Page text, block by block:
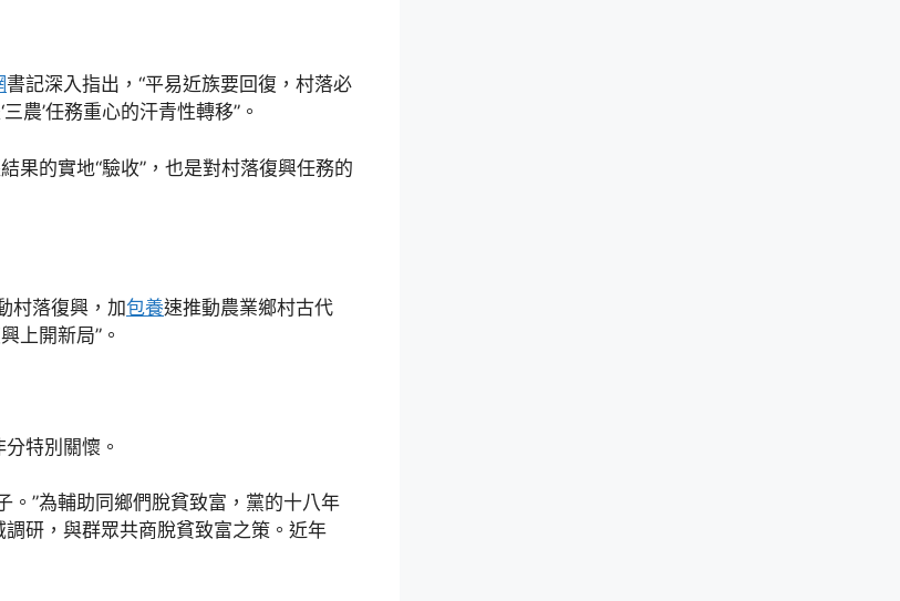
書記深入指出，“平易近族要回復，村落必
農’任務重心的汗青性轉移”。
的實地“驗收”，也是對村落復興任務的
村落復興，加包養速推動農業鄉村古代
上開新局”。
特別關懷。
”為輔助同鄉們脫貧致富，黨的十八年
研，與群眾共商脫貧致富之策。近年